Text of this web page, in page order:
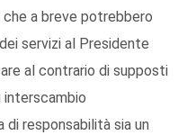
a breve potrebbero
servizi al Presidente
al contrario di supposti
interscambio
di responsabilità sia un